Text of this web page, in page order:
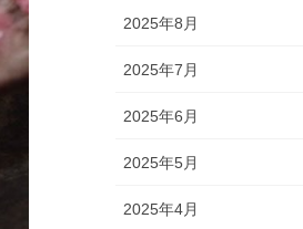
2025年8月
2025年7月
2025年6月
2025年5月
2025年4月